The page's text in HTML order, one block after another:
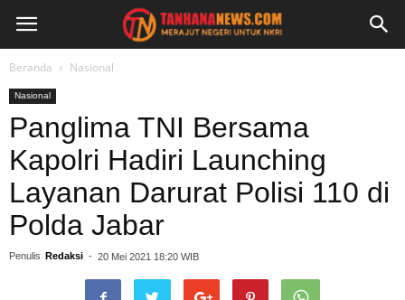
Beranda Nasional
Nasional
Panglima TNI Bersama
Kapolri Hadiri Launching
Layanan Darurat Polisi 110 di
Polda Jabar
Penulis Redaksi - 20 Mei 2021 18:20 WIB